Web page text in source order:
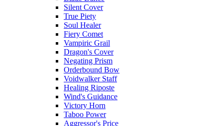
Silent Cover
True Piety
Soul Healer
Fiery Comet
Vampiric Grail
Dragon's Cover
Negating Prism
Orderbound Bow
Voidwalker Staff
Healing Riposte
Wind's Guidance
Victory Horn
Taboo Power
Aggressor's Price